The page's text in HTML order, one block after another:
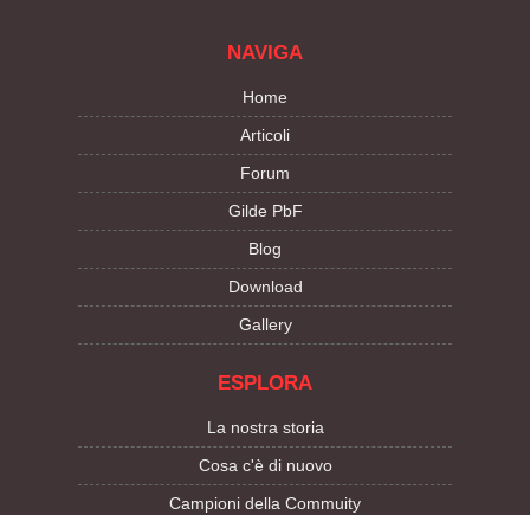
NAVIGA
Home
Articoli
Forum
Gilde PbF
Blog
Download
Gallery
ESPLORA
La nostra storia
Cosa c'è di nuovo
Campioni della Commuity